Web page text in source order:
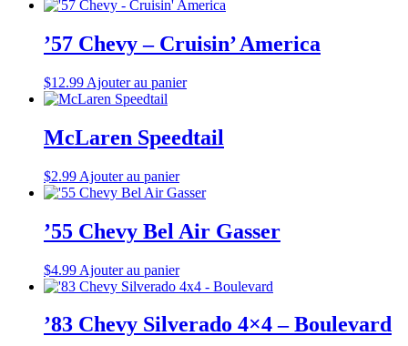
’57 Chevy – Cruisin’ America
$12.99 Ajouter au panier
McLaren Speedtail
$2.99 Ajouter au panier
’55 Chevy Bel Air Gasser
$4.99 Ajouter au panier
’83 Chevy Silverado 4×4 – Boulevard